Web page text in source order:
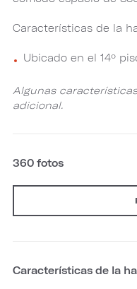
Características de la
Ubicado en el 14º
Algunas
adicional.
360 fotos
Características de la